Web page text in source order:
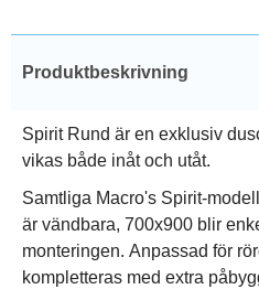
Produktbeskrivning
Spirit Rund är en exklusiv
vikas både inåt och utåt.
Samtliga Macro's Spirit-
är vändbara, 700x900 blir
monteringen. Anpassad för
kompletteras med extra